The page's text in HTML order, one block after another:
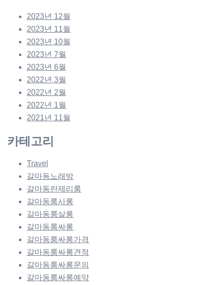
2023년 12월
2023년 11월
2023년 10월
2023년 7월
2023년 6월
2022년 3월
2022년 2월
2022년 1월
2021년 11월
카테고리
Travel
갈마동노래방
갈마동란제리룸
갈마동룸사롱
갈마동룸살롱
갈마동룸싸롱
갈마동룸싸롱가격
갈마동룸싸롱견적
갈마동룸싸롱문의
갈마동룸싸롱예약